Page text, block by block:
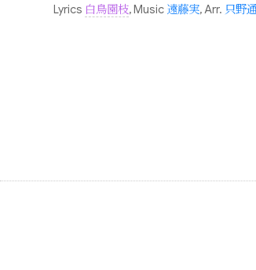
Lyrics 白鳥園枝, Music 遠藤実, Arr. 只野